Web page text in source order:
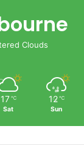
Clouds
17 ℃
Sat
12 ℃
Sun